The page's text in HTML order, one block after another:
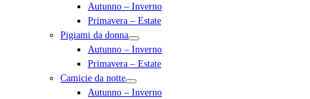
Autunno – Inverno
Primavera – Estate
Pigiami da donna
Autunno – Inverno
Primavera – Estate
Camicie da notte
Autunno – Inverno